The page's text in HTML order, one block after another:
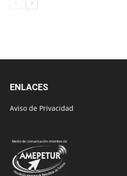
ENLACES
Aviso de Privacidad